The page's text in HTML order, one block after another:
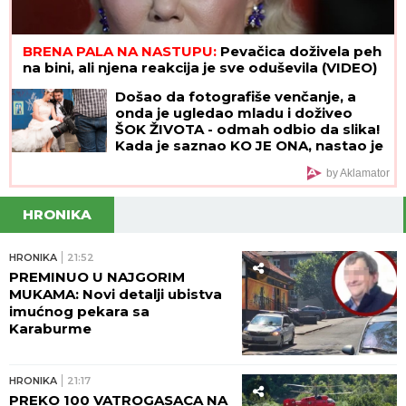
Partizanov promašaj dobar Marku
Nikoliću: Lova stiže u Humsku
VIKTORIJA JE BAŠ PORASLA!Sa
sestrom Sofijom uživa na moru:
Ponosna mama Sonja pokazala
fotke, puno joj srce
MILICA NAMAMILA PEKARA (73) ZBOG INTIMNIH
ODNOSA, PA GA ZVERSKI MUČILA DO SMRTI!
Otkrivamo detalje ubistva na Karaburmi koji